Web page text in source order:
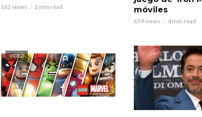
162 views 2 min read
móviles
659 views 4 min read
VIDEO